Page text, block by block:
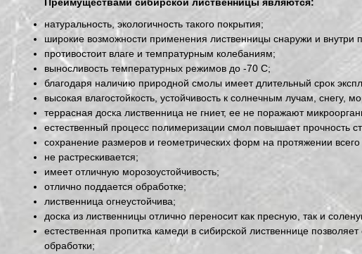
натуральность, экологичность такого покрытия;
широкие возможности применения лиственницы снаружи и внутри
противостоит влаге и темпратурным колебаниям;
выносливость температурных режимов до -70 С;
благодаря наличию природной смолы имеет длительный срок
высокая влагостойкость, устойчивость к солнечным лучам, снегу,
террасная доска лиственница не гниет, ее не поражают
естественный процесс полимеризации смол повышает прочность
сохранение размеров и геометрических форм на протяжении всего
не растрескивается;
имеет отличную морозоустойчивость;
отлично поддается обработке;
лиственница огнеустойчива;
доска из лиственницы отлично переносит как пресную, так и
естественная пропитка камеди в сибирской лиственнице
обработки;